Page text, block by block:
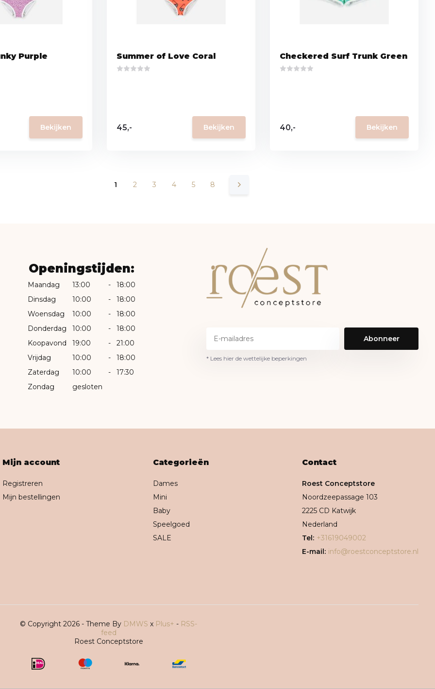
Purple
Bekijken
Summer of Love Coral
45,- Bekijken
Checkered Surf Trunk Green
40,- Bekijken
1 2 3 4 5 8
Openingstijden:
Maandag 13:00 -
18:00
Dinsdag
10:00 -
18:00
Woensdag
10:00 -
18:00
Donderdag
10:00 -
18:00
Koopavond
19:00 -
21:00
Vrijdag
10:00 -
18:00
Zaterdag
10:00 -
17:30
Zondag
gesloten
Abonneer
* Lees hier de wettelijke beperkingen
Mijn account
Registreren
Mijn bestellingen
Categorieën
Dames
Mini
Baby
Speelgoed
SALE
Contact
Roest Conceptstore
Noordzeepassage 103
2225 CD Katwijk
Nederland
Tel: +31619049002
E-mail: info@roestconceptstore.nl
© Copyright 2026 - Theme By DMWS x Plus+ - RSS-
feed
Roest Conceptstore